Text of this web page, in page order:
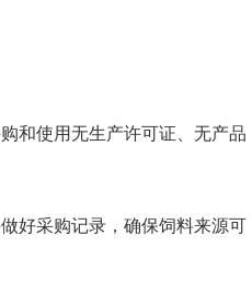
和使用无生产许可证、无产品
好采购记录，确保饲料来源可